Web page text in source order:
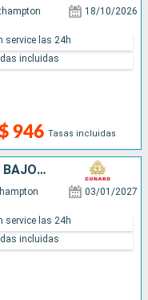
18/10/2026
946 Tasas incluidas
service las 24h
incluidas
REINO UNIDO, ALEMANIA, PAISES BAJOS, BÉLGICA
03/01/2027
service las 24h
incluidas